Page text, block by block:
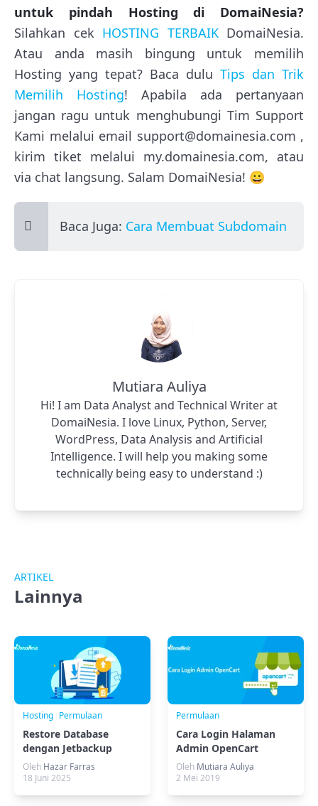
untuk pindah Hosting di DomaiNesia?
Silahkan cek HOSTING TERBAIKDomaiNesia.
Atau anda masih bingung untuk memilih
Hosting yang tepat? Baca dulu Tips dan Trik
Memilih Hosting! Apabila ada pertanyaan
jangan ragu untuk menghubungi Tim Support
Kami melalui email support@domainesia.com ,
kirim tiket melalui my.domainesia.com, atau
via chat langsung. Salam DomaiNesia! 😀
Baca Juga: Cara Membuat Subdomain
Mutiara Auliya
Hi! I am Data Analyst and Technical Writer at
DomaiNesia. I love Linux, Python, Server,
WordPress, Data Analysis and Artificial
Intelligence. I will help you making some
technically being easy to understand :)
ARTIKEL
Lainnya
Hosting Permulaan
Restore Database
dengan Jetbackup
cPanel Tanpa Ribet!
Oleh Hazar Farras
18 Juni 2025
Permulaan
Cara Login Halaman
Admin OpenCart
Oleh Mutiara Auliya
2 Mei 2019